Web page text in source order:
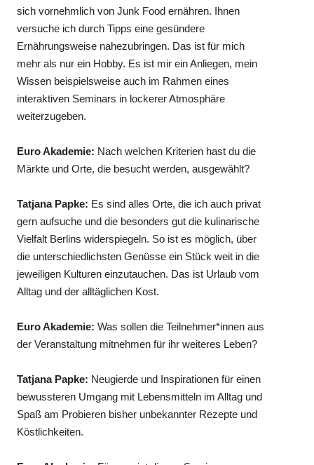
sich vornehmlich von Junk Food ernähren. Ihnen
versuche ich durch Tipps eine gesündere
Ernährungsweise nahezubringen. Das ist für mich
mehr als nur ein Hobby. Es ist mir ein Anliegen, mein
Wissen beispielsweise auch im Rahmen eines
interaktiven Seminars in lockerer Atmosphäre
weiterzugeben.
Euro Akademie: Nach welchen Kriterien hast du die
Märkte und Orte, die besucht werden, ausgewählt?
Tatjana Papke: Es sind alles Orte, die ich auch privat
gern aufsuche und die besonders gut die kulinarische
Vielfalt Berlins widerspiegeln. So ist es möglich, über
die unterschiedlichsten Genüsse ein Stück weit in die
jeweiligen Kulturen einzutauchen. Das ist Urlaub vom
Alltag und der alltäglichen Kost.
Euro Akademie: Was sollen die Teilnehmer*innen aus
der Veranstaltung mitnehmen für ihr weiteres Leben?
Tatjana Papke: Neugierde und Inspirationen für einen
bewussteren Umgang mit Lebensmitteln im Alltag und
Spaß am Probieren bisher unbekannter Rezepte und
Köstlichkeiten.